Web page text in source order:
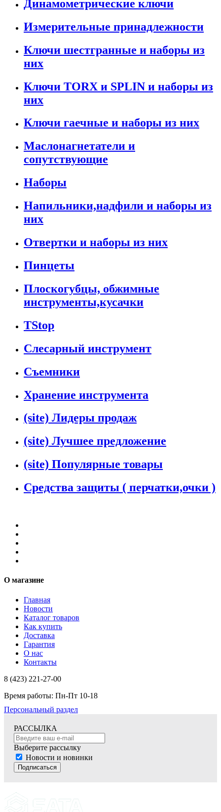
Динамометрические ключи
Измерительные принадлежности
Ключи шестгранные и наборы из
них
Ключи TORX и SPLIN и наборы из
них
Ключи гаечные и наборы из них
Маслонагнетатели и
сопутствующие
Наборы
Напильники,надфили и наборы из
них
Отвертки и наборы из них
Пинцеты
Плоскогубцы, обжимные
инструменты,кусачки
TStop
Слесарный инструмент
Съемники
Хранение инструмента
(site) Лидеры продаж
(site) Лучшее предложение
(site) Популярные товары
Средства защиты ( перчатки,очки )
О магазине
Главная
Новости
Каталог товаров
Как купить
Доставка
Гарантия
О нас
Контакты
8 (423) 221-27-00
Время работы: Пн-Пт 10-18
Персональный раздел
РАССЫЛКА
Выберите рассылку
Новости и новинки
Подписаться